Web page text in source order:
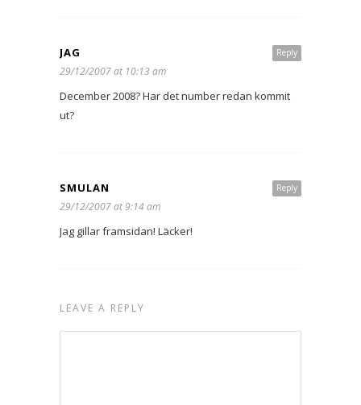
Reply
JAG
29/12/2007 at 10:13 am
December 2008? Har det number redan kommit
ut?
Reply
SMULAN
29/12/2007 at 9:14 am
Jag gillar framsidan! Läcker!
LEAVE A REPLY